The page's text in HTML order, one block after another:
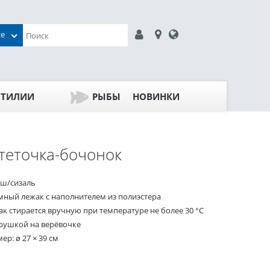
РЫБЫ НОВИНКИ
бочонок
сизаль
лежак с наполнителем из полиэстера
стирается вручную при температуре не более 30 °C
на верёвочке
ø 27 × 39 см